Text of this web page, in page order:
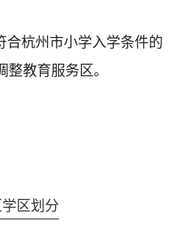
合杭州市小学入学条件的
教育服务区。
区划分